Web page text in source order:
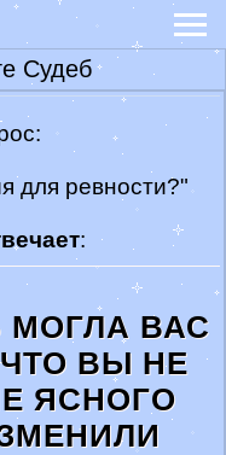
Судеб
для ревности?"
:
ВАС
ВЫ НЕ
ЯСНОГО
2023